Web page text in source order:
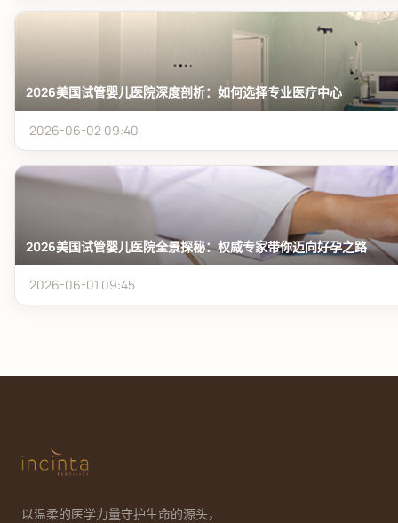
2026美国试管婴儿医院深度剖析：如何选择专业医疗中心
2026-06-02 09:40
2026美国试管婴儿医院全景探秘：权威专家带你迈向好孕之路
2026-06-01 09:45
以温柔的医学力量守护生命的源头，